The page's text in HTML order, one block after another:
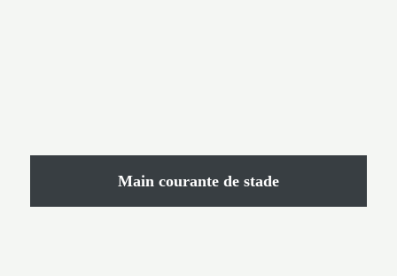
Main courante de stade